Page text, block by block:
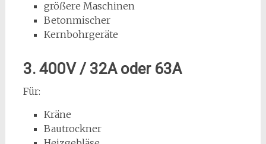
größere Maschinen
Betonmischer
Kernbohrgeräte
3. 400V / 32A oder 63A
Für:
Kräne
Bautrockner